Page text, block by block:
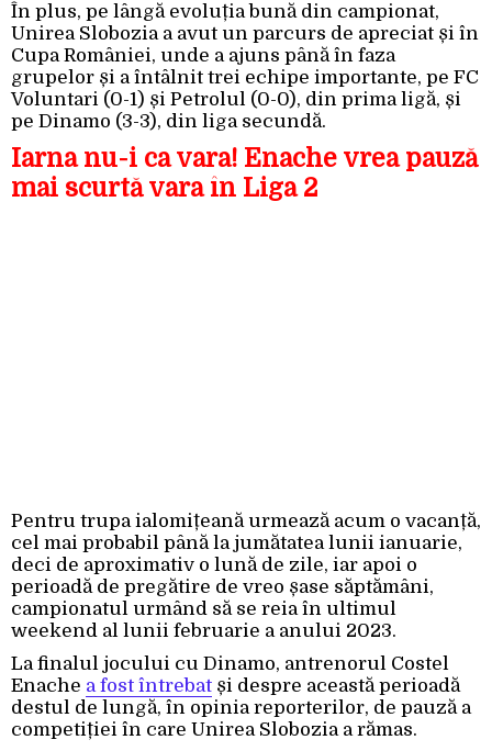
În plus, pe lângă evoluția bună din campionat,
Unirea Slobozia a avut un parcurs de apreciat și în
Cupa României, unde a ajuns până în faza
grupelor și a întâlnit trei echipe importante, pe FC
Voluntari (0-1) și Petrolul (0-0), din prima ligă, și
pe Dinamo (3-3), din liga secundă.
Iarna nu-i ca vara! Enache vrea pauză
mai scurtă vara în Liga 2
Pentru trupa ialomițeană urmează acum o vacanță,
cel mai probabil până la jumătatea lunii ianuarie,
deci de aproximativ o lună de zile, iar apoi o
perioadă de pregătire de vreo șase săptămâni,
campionatul urmând să se reia în ultimul
weekend al lunii februarie a anului 2023.
La finalul jocului cu Dinamo, antrenorul Costel
Enache a fost întrebat și despre această perioadă
destul de lungă, în opinia reporterilor, de pauză a
competiției în care Unirea Slobozia a rămas.